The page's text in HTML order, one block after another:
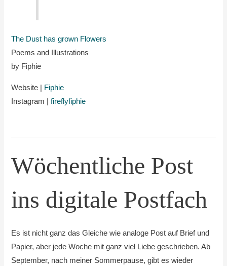
The Dust has grown Flowers
Poems and Illustrations
by Fiphie
Website | Fiphie
Instagram |fireflyfiphie
Wöchentliche Post
ins digitale Postfach
Es ist nicht ganz das Gleiche wie analoge Post auf Brief und
Papier, aber jede Woche mit ganz viel Liebe geschrieben. Ab
September, nach meiner Sommerpause, gibt es wieder